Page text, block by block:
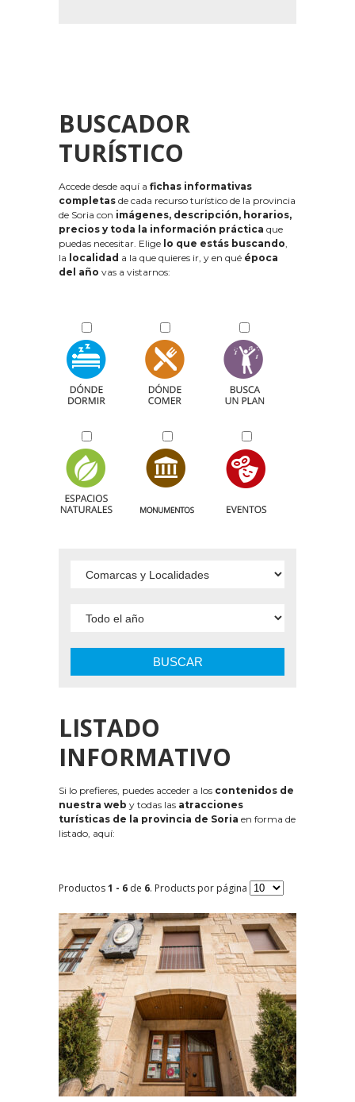
BUSCADOR
TURÍSTICO
Accede desde aquí a fichas informativas
completas de cada recurso turístico de la provincia
de Soria con imágenes, descripción, horarios,
precios y toda la información práctica que
puedas necesitar. Elige lo que estás buscando,
la localidad a la que quieres ir, y en qué época
del año vas a vistarnos:
BUSCAR
LISTADO
INFORMATIVO
Si lo prefieres, puedes acceder a los contenidos de
nuestra web y todas las atracciones
turísticas de la provincia de Soria en forma de
listado, aquí:
Productos1 - 6 de 6. Products por página